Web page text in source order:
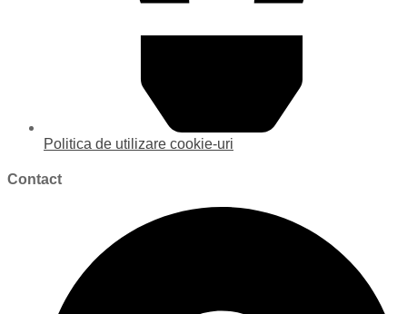
Politica de utilizare cookie-uri
Contact